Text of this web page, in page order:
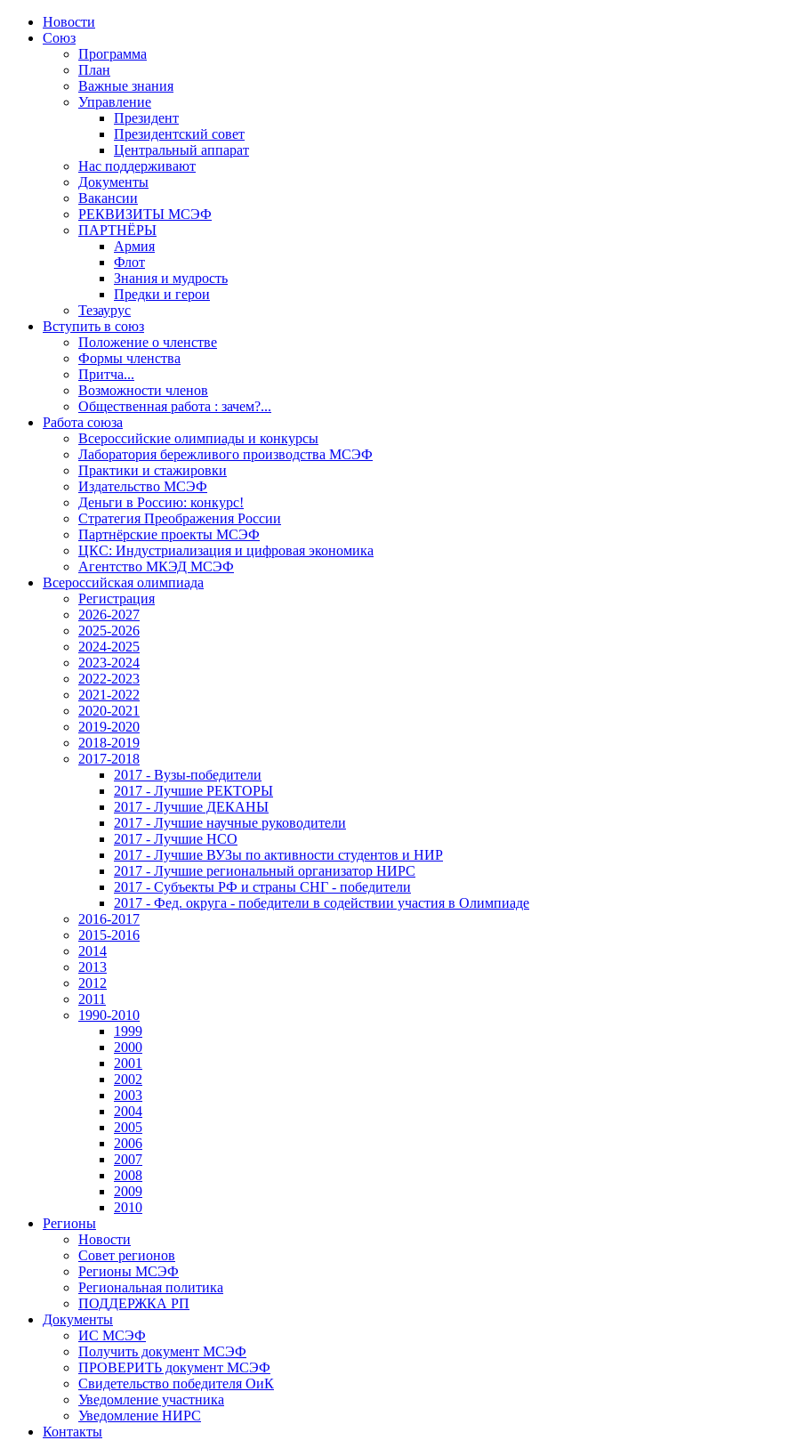
Новости
Союз
Программа
План
Важные знания
Управление
Президент
Президентский совет
Центральный аппарат
Нас поддерживают
Документы
Вакансии
РЕКВИЗИТЫ МСЭФ
ПАРТНЁРЫ
Армия
Флот
Знания и мудрость
Предки и герои
Тезаурус
Вступить в союз
Положение о членстве
Формы членства
Притча...
Возможности членов
Общественная работа : зачем?...
Работа союза
Всероссийские олимпиады и конкурсы
Лаборатория бережливого производства МСЭФ
Практики и стажировки
Издательство МСЭФ
Деньги в Россию: конкурс!
Стратегия Преображения России
Партнёрские проекты МСЭФ
ЦКС: Индустриализация и цифровая экономика
Агентство МКЭД МСЭФ
Всероссийская олимпиада
Регистрация
2026-2027
2025-2026
2024-2025
2023-2024
2022-2023
2021-2022
2020-2021
2019-2020
2018-2019
2017-2018
2017 - Вузы-победители
2017 - Лучшие РЕКТОРЫ
2017 - Лучшие ДЕКАНЫ
2017 - Лучшие научные руководители
2017 - Лучшие НСО
2017 - Лучшие ВУЗы по активности студентов и НИР
2017 - Лучшие региональный организатор НИРС
2017 - Субъекты РФ и страны СНГ - победители
2017 - Фед. округа - победители в содействии участия в Олимпиаде
2016-2017
2015-2016
2014
2013
2012
2011
1990-2010
1999
2000
2001
2002
2003
2004
2005
2006
2007
2008
2009
2010
Регионы
Новости
Совет регионов
Регионы МСЭФ
Региональная политика
ПОДДЕРЖКА РП
Документы
ИС МСЭФ
Получить документ МСЭФ
ПРОВЕРИТЬ документ МСЭФ
Свидетельство победителя ОиК
Уведомление участника
Уведомление НИРС
Контакты